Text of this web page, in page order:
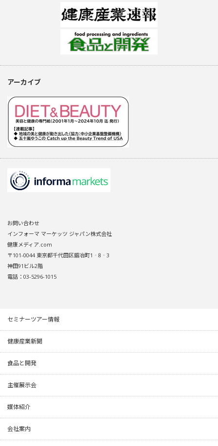
アーカイブ
お問い合わせ
インフォーマ マーケッツ ジャパン株式会社
健康メディア.com
〒101-0044 東京都千代田区鍛冶町1‐8‐3
神田91ビル2階
電話：03-5296-1015
セミナーツアー情報
健康産業新聞
食品と開発
主催展示会
媒体紹介
会社案内